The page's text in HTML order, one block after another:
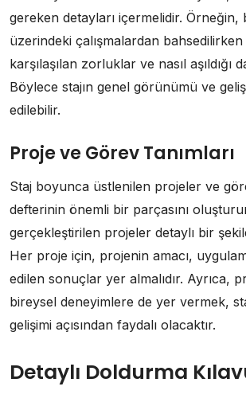
gereken detayları içermelidir. Örneğin,
üzerindeki çalışmalardan
karşılaşılan zorluklar ve nasıl aşıldığı
Böylece stajın genel görünümü ve
edilebilir.
Proje ve Görev Tanımları
Staj boyunca üstlenilen projeler ve
defterinin önemli bir parçasını
gerçekleştirilen projeler detaylı bir
Her proje için, projenin amacı,
edilen sonuçlar yer almalıdır. Ayrıca,
bireysel deneyimlere de yer vermek,
gelişimi açısından faydalı olacaktır.
Detaylı Doldurma